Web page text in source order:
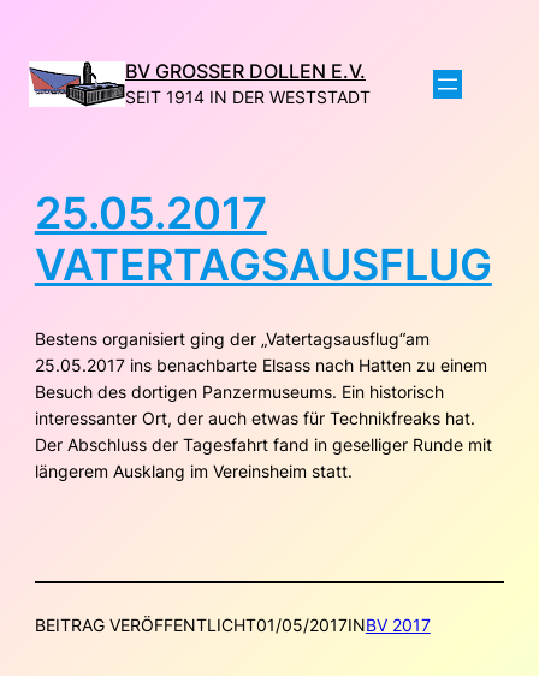
Inhalt
wechseln
BV GROSSER DOLLEN E.V.
SEIT 1914 IN DER WESTSTADT
25.05.2017
VATERTAGSAUSFLUG
Bestens organisiert ging der „Vatertagsausflug“am
25.05.2017 ins benachbarte Elsass nach Hatten zu einem
Besuch des dortigen Panzermuseums. Ein historisch
interessanter Ort, der auch etwas für Technikfreaks hat.
Der Abschluss der Tagesfahrt fand in geselliger Runde mit
längerem Ausklang im Vereinsheim statt.
BEITRAG VERÖFFENTLICHT01/05/2017INBV 2017